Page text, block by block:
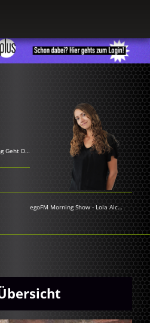
Kasi x antonius - Wie Lang Geht Das noch Gut
egoFM Morning Show - Lola Aichner